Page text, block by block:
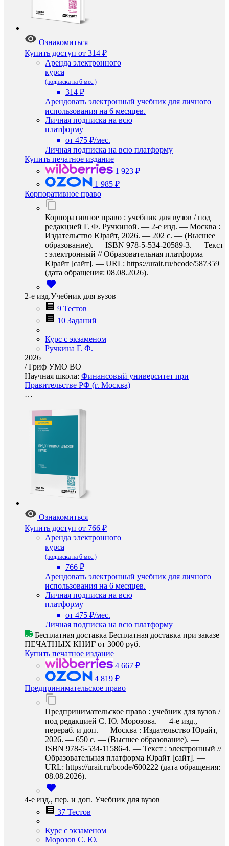
Ознакомиться
Купить доступ от 314 ₽
Аренда электронного
курса
(подписка на 6 мес.)
314 ₽
Арендовать электронный учебник для личного
использования на 6 месяцев.
Личная подписка на всю
платформу
от 475 ₽/мес.
Личная подписка на всю платформу
Купить печатное издание
1 923 ₽
1 985 ₽
Корпоративное право
Корпоративное право : учебник для вузов / под
редакцией Г. Ф. Ручкиной. — 2-е изд. — Москва :
Издательство Юрайт, 2026. — 202 с. — (Высшее
образование). — ISBN 978-5-534-20589-3. — Текст
: электронный // Образовательная платформа
Юрайт [сайт]. — URL: https://urait.ru/bcode/587359
(дата обращения: 08.08.2026).
2-е изд.Учебник для вузов
9 Тестов
10 Заданий
Курс с экзаменом
Ручкина Г. Ф.
2026
/Гриф УМО ВО
Научная школа: Финансовый университет при
Правительстве РФ (г. Москва)
…
Ознакомиться
Купить доступ от 766 ₽
Аренда электронного
курса
(подписка на 6 мес.)
766 ₽
Арендовать электронный учебник для личного
использования на 6 месяцев.
Личная подписка на всю
платформу
от 475 ₽/мес.
Личная подписка на всю платформу
Бесплатная доставка Бесплатная доставка при заказе
ПЕЧАТНЫХ КНИГ от 3000 руб.
Купить печатное издание
4 667 ₽
4 819 ₽
Предпринимательское право
Предпринимательское право : учебник для вузов /
под редакцией С. Ю. Морозова. — 4-е изд.,
перераб. и доп. — Москва : Издательство Юрайт,
2026. — 650 с. — (Высшее образование). —
ISBN 978-5-534-11586-4. — Текст : электронный //
Образовательная платформа Юрайт [сайт]. —
URL: https://urait.ru/bcode/600222 (дата обращения:
08.08.2026).
4-е изд., пер. и доп. Учебник для вузов
37 Тестов
Курс с экзаменом
Морозов С. Ю.